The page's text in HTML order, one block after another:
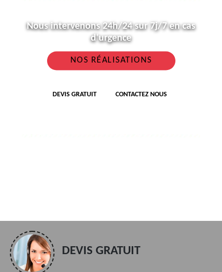
Nous intervenons 24h/24 sur 7j/7 en cas
d'urgence
NOS RÉALISATIONS
DEVIS GRATUIT CONTACTEZ NOUS
DEVIS GRATUIT